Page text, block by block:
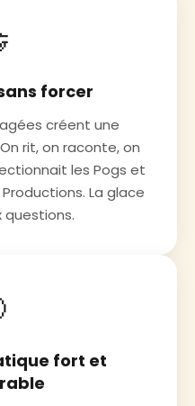
forcer
créent une
rit, on raconte, on
les Pogs et
La glace
questions.
fort et